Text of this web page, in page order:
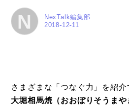
N 2018-12-11
NexTalk編集部
さまざまな「つなぐ力」を紹介
大堀相馬焼（おおぼりそうまや